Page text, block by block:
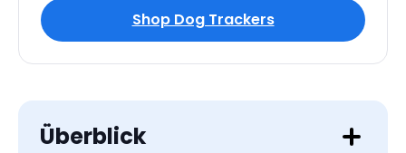
Shop Dog Trackers
Überblick